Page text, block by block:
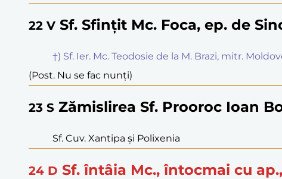
22 V Sf. Sfințit Mc. Foca, ep. de
†) Sf. Ier. Mc. Teodosie de la M. Brazi, mitr.
(Post. Nu se fac nunți)
23 S Zămislirea Sf. Prooroc Ioan
Sf. Cuv. Xantipa și Polixenia
24 D Sf. întâia Mc., întocmai cu